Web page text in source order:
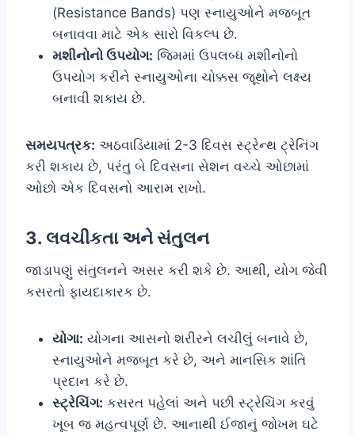
(Resistance Bands) પણ સ્નાયુઓને મજબૂત
બનાવવા માટે એક સારો વિકલ્પ છે.
મશીનોનો ઉપયોગ: જિમમાં ઉપલબ્ધ મશીનોનો
ઉપયોગ કરીને સ્નાયુઓના ચોક્કસ જૂથોને લક્ષ્ય
બનાવી શકાય છે.
સમયપત્રક: અઠવાડિયામાં 2-3 દિવસ સ્ટ્રેન્થ ટ્રેનિંગ
કરી શકાય છે, પરંતુ બે દિવસના સેશન વચ્ચે ઓછામાં
ઓછો એક દિવસનો આરામ રાખો.
3. લવચીકતા અને સંતુલન
જાડાપણું સંતુલનને અસર કરી શકે છે. આથી, યોગ જેવી
કસરતો ફાયદાકારક છે.
યોગા: યોગના આસનો શરીરને લચીલું બનાવે છે,
સ્નાયુઓને મજબૂત કરે છે, અને માનસિક શાંતિ
પ્રદાન કરે છે.
સ્ટ્રેચિંગ: કસરત પહેલાં અને પછી સ્ટ્રેચિંગ કરવું
ખૂબ જ મહત્વપૂર્ણ છે. આનાથી ઈજાનું જોખમ ઘટે